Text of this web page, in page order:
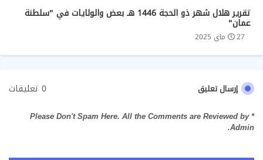
تقرير هلال شهر ذو الحجة 1446 هـ بعض والولايات في "سلطنة
عمان"
27 ماي 2025
إرسال تعليق 0 تعليقات
* Please Don't Spam Here. All the Comments are Reviewed by
Admin.